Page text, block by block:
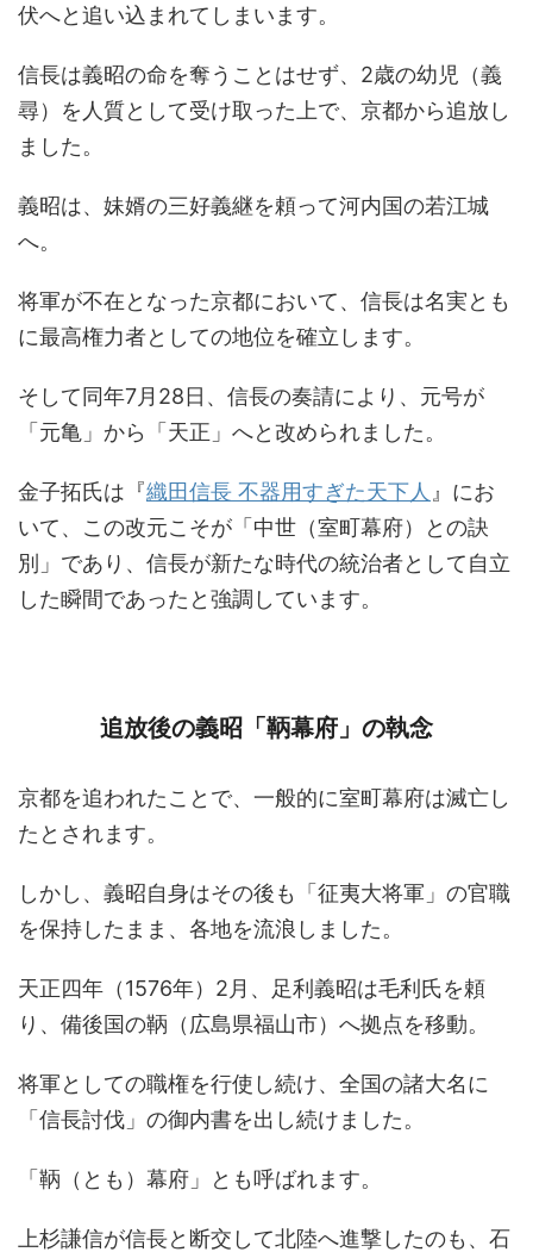
伏へと追い込まれてしまいます。
信長は義昭の命を奪うことはせず、2歳の幼児（義
尋）を人質として受け取った上で、京都から追放し
ました。
義昭は、妹婿の三好義継を頼って河内国の若江城
へ。
将軍が不在となった京都において、信長は名実とも
に最高権力者としての地位を確立します。
そして同年7月28日、信長の奏請により、元号が
「元亀」から「天正」へと改められました。
金子拓氏は『織田信長 不器用すぎた天下人 』にお
いて、この改元こそが「中世（室町幕府）との訣
別」であり、信長が新たな時代の統治者として自立
した瞬間であったと強調しています。
追放後の義昭「鞆幕府」の執念
京都を追われたことで、一般的に室町幕府は滅亡し
たとされます。
しかし、義昭自身はその後も「征夷大将軍」の官職
を保持したまま、各地を流浪しました。
天正四年（1576年）2月、足利義昭は毛利氏を頼
り、備後国の鞆（広島県福山市）へ拠点を移動。
将軍としての職権を行使し続け、全国の諸大名に
「信長討伐」の御内書を出し続けました。
「鞆（とも）幕府」とも呼ばれます。
上杉謙信が信長と断交して北陸へ進撃したのも、石